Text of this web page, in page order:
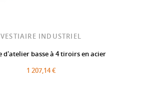
VESTIAIRE INDUSTRIEL
d'atelier basse à 4 tiroirs en acier
1 207,14 €